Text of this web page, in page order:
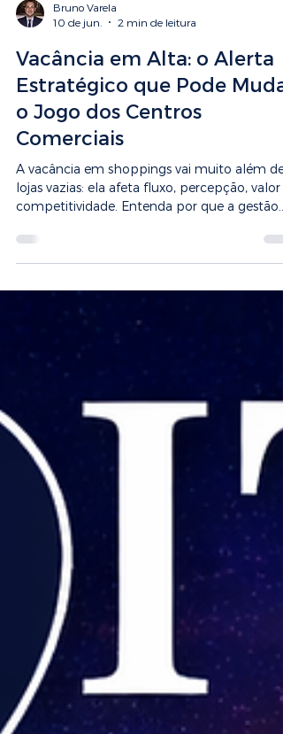
10 de jun.
2 min de leitura
Vacância em Alta: o Alerta
Estratégico que Pode Mudar
o Jogo dos Centros
Comerciais
A vacância em shoppings vai muito além de
lojas vazias: ela afeta fluxo, percepção, valor e
competitividade. Entenda por que a gestão